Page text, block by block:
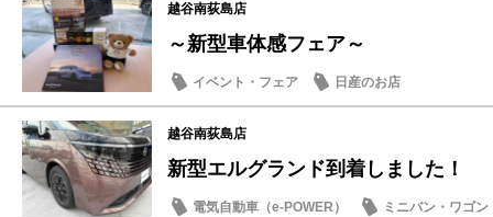
越谷南荻島店
～新型車体感フェア～
イベント・フェア 日産のお店
越谷南荻島店
新型エルグランド到着しました！
電気自動車（e-POWER）
ミニバン・ワゴン